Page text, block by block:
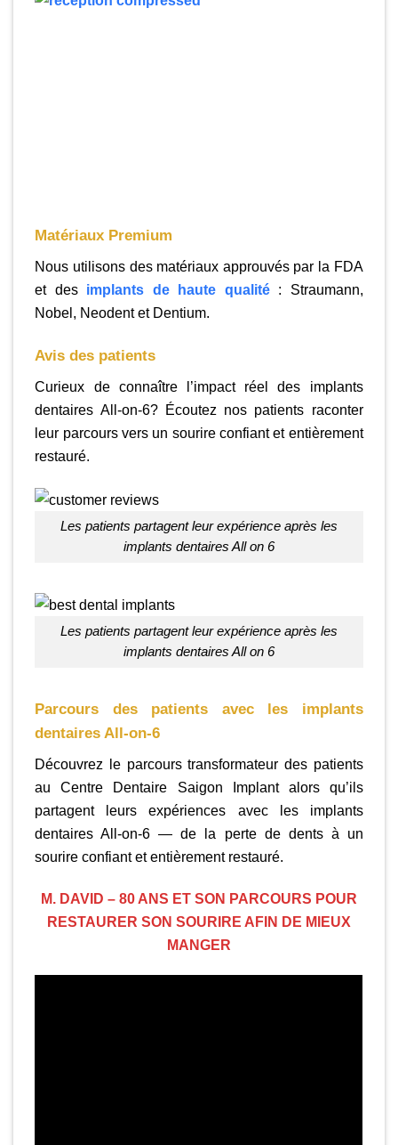
Matériaux Premium
Nous utilisons des matériaux approuvés par la FDA
et des implants de haute qualité: Straumann,
Nobel, Neodent et Dentium.
Avis des patients
Curieux de connaître l’impact réel des implants
dentaires All-on-6? Écoutez nos patients raconter
leur parcours vers un sourire confiant et entièrement
restauré.
Les patients partagent leur expérience après les
implants dentaires All on 6
Les patients partagent leur expérience après les
implants dentaires All on 6
Parcours des patients avec les implants
dentaires All-on-6
Découvrez le parcours transformateur des patients
au Centre Dentaire Saigon Implant alors qu’ils
partagent leurs expériences avec les implants
dentaires All-on-6 — de la perte de dents à un
sourire confiant et entièrement restauré.
M. DAVID – 80 ANS ET SON PARCOURS POUR
RESTAURER SON SOURIRE AFIN DE MIEUX
MANGER